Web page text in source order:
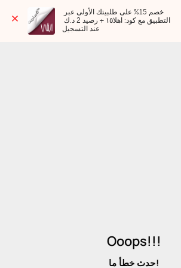
عند التسجيل
Ooops!!!
حدث خطأ ما!